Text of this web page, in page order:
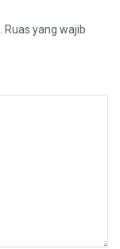
Ruas yang wajib